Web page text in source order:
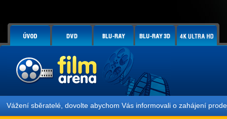
Vážení sběratelé, dovolte abychom Vás informovali o zahájení